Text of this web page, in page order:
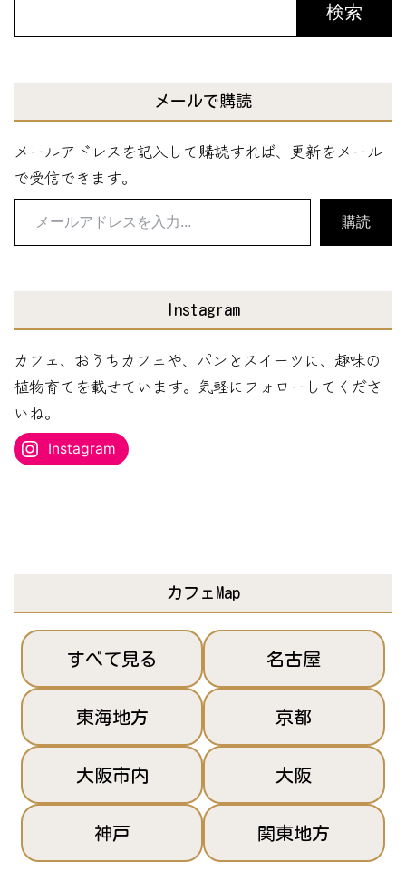
検索
メールで購読
メールアドレスを記入して購読すれば、更新をメール
で受信できます。
ス
を
入
力...
購読
Instagram
カフェ、おうちカフェや、パンとスイーツに、趣味の
植物育てを載せています。気軽にフォローしてくださ
いね。
Instagram
カフェMap
すべて見る 名古屋
東海地方 京都
大阪市内 大阪
神戸 関東地方